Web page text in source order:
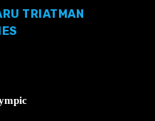
TRIATMAN